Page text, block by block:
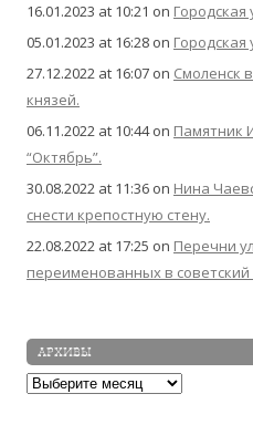
16.01.2023 at 10:21 on Городская
05.01.2023 at 16:28 on Городская
27.12.2022 at 16:07 on Смоленск
князей.
06.11.2022 at 10:44on Памятник
“Октябрь”.
30.08.2022 at 11:36 on Нина
снести крепостную стену.
22.08.2022 at 17:25 on Перечни
переименованных в
АРХИВЫ
Архивы